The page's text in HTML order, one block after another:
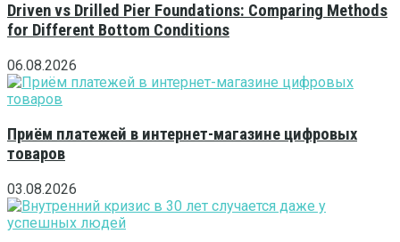
Driven vs Drilled Pier Foundations: Comparing Methods
for Different Bottom Conditions
06.08.2026
Приём платежей в интернет-магазине цифровых
товаров
03.08.2026